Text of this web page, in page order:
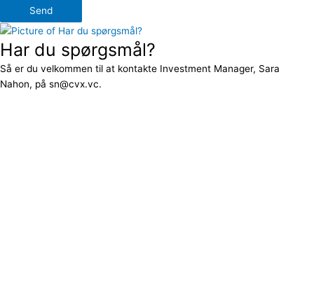
Send
Har du spørgsmål?
Så er du velkommen til at kontakte Investment Manager, Sara
Nahon, på sn@cvx.vc.